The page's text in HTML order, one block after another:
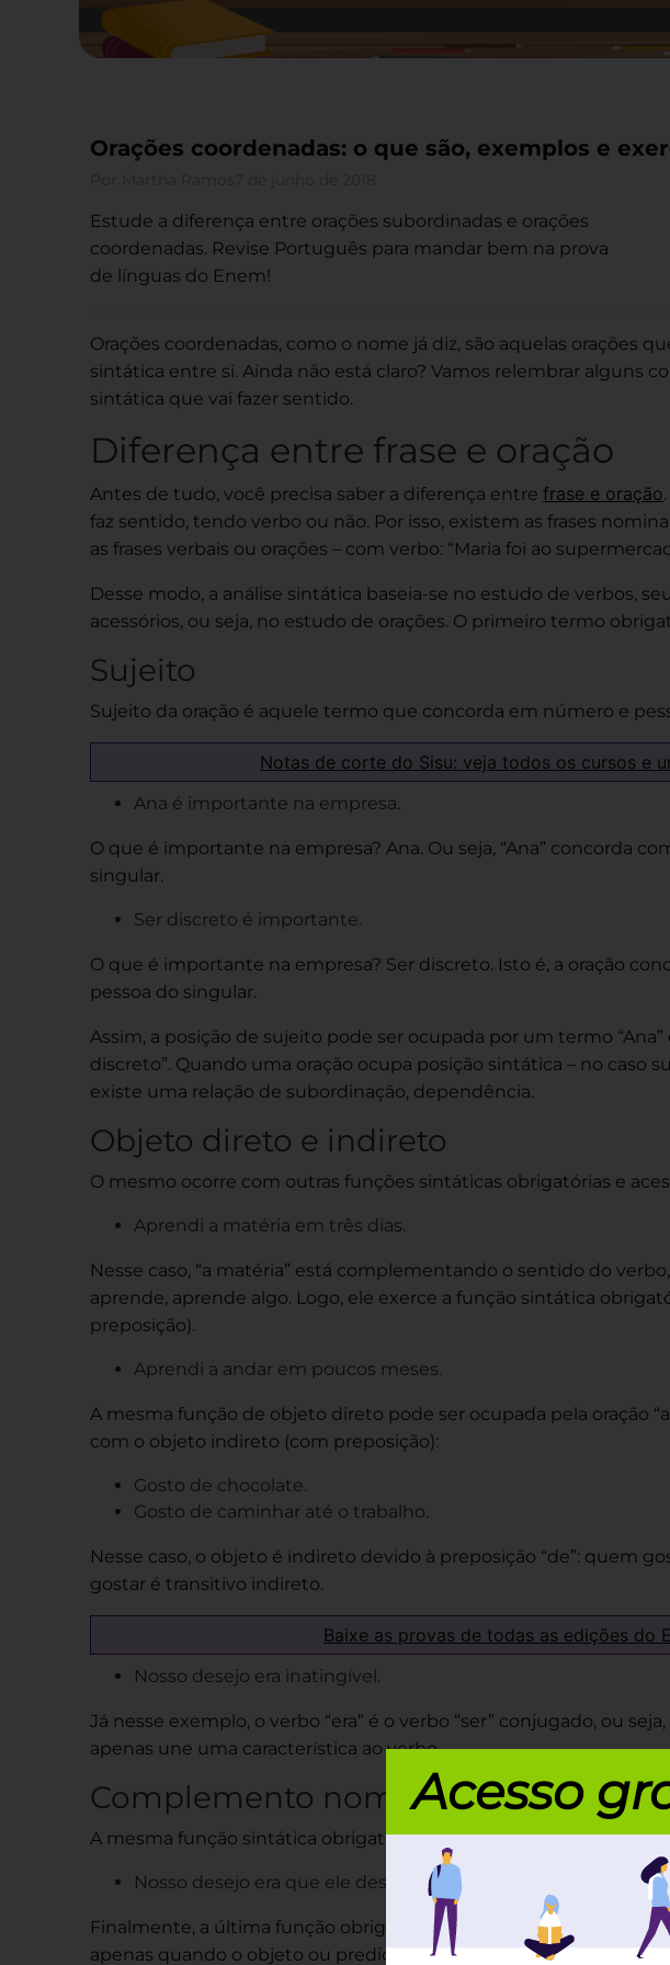
Orações coordenadas: o que são, exemplos e
Estude a diferença entre orações subordinadas e orações
coordenadas. Revise Português para mandar bem na prova
de línguas do Enem!
Orações coordenadas, como o nome já diz, são aquelas orações
sintática entre si. Ainda não está claro? Vamos relembrar alguns
sintática que vai fazer sentido.
Diferença entre frase e oração
Antes de tudo, você precisa saber a diferença entre frase e oração
faz sentido, tendo verbo ou não. Por isso, existem as frases
as frases verbais ou orações – com verbo: “Maria foi ao
Desse modo, a análise sintática baseia-se no estudo de verbos,
acessórios, ou seja, no estudo de orações. O primeiro termo
Sujeito
Sujeito da oração é aquele termo que concorda em número e
Notas de corte do Sisu: veja todos os cursos e
Ana é importante na empresa.
O que é importante na empresa? Ana. Ou seja, “Ana” concorda
singular.
Ser discreto é importante.
O que é importante na empresa? Ser discreto. Isto é, a oração
pessoa do singular.
Assim, a posição de sujeito pode ser ocupada por um termo “Ana”
discreto”. Quando uma oração ocupa posição sintática – no caso
existe uma relação de subordinação, dependência.
Objeto direto e indireto
O mesmo ocorre com outras funções sintáticas obrigatórias e
Aprendi a matéria em três dias.
Nesse caso, “a matéria” está complementando o sentido do
aprende, aprende algo. Logo, ele exerce a função sintática
preposição).
Aprendi a andar em poucos meses.
A mesma função de objeto direto pode ser ocupada pela oração
com o objeto indireto (com preposição):
Gosto de chocolate.
Gosto de caminhar até o trabalho.
Nesse caso, o objeto é indireto devido à preposição “de”: quem
gostar é transitivo indireto.
Baixe as provas de todas as edições do
Nosso desejo era inatingível.
Já nesse exemplo, o verbo “era” é o verbo “ser” conjugado, ou
apenas une uma característica ao verbo.
Complemento nominal
A mesma função sintática obrigatória de predicativo pode ser
Nosso desejo era que ele desistisse.
Finalmente, a última função obrigatória que veremos é a de
apenas quando o objeto ou predicativo precisam de
Acesso